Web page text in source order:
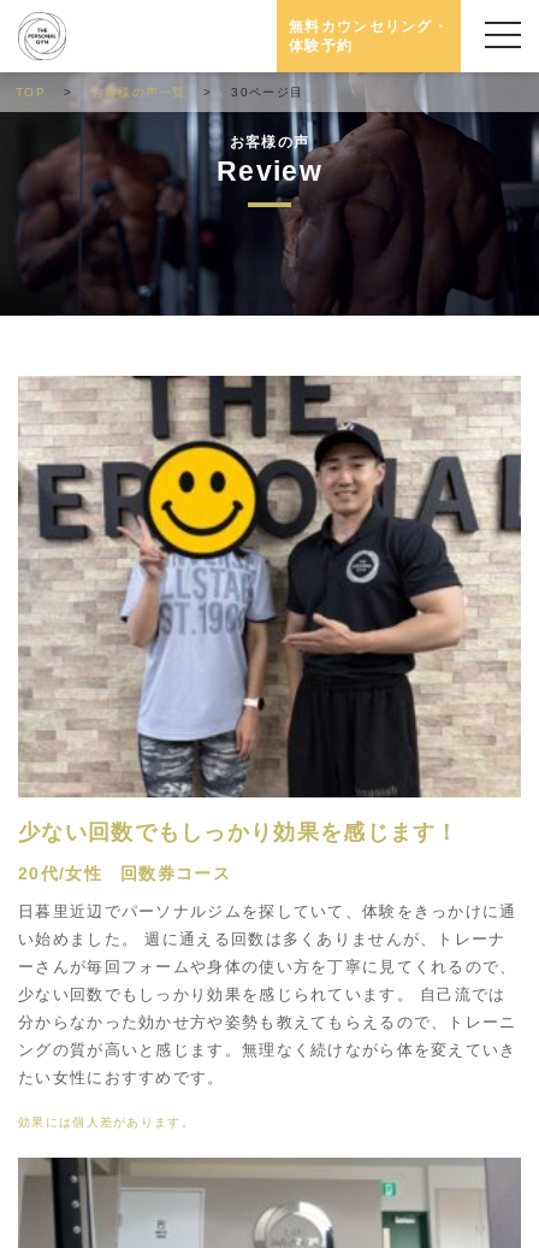
無料カウンセリング・
体験予約
お客様の声
Review
TOP お客様の声一覧 30ページ目
少ない回数でもしっかり効果を感じます！
20代/女性 回数券コース
日暮里近辺でパーソナルジムを探していて、体験をきっかけに通
い始めました。 週に通える回数は多くありませんが、トレーナ
ーさんが毎回フォームや身体の使い方を丁寧に見てくれるので、
少ない回数でもしっかり効果を感じられています。 自己流では
分からなかった効かせ方や姿勢も教えてもらえるので、トレーニ
ングの質が高いと感じます。無理なく続けながら体を変えていき
たい女性におすすめです。
効果には個人差があります。